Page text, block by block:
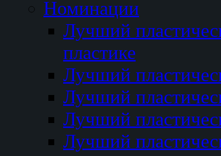
Номинации
Лучший
пластике
Лучший
Лучший
Лучший
Лучший